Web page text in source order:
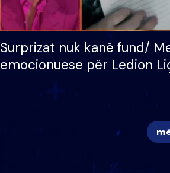
Surprizat nuk kanë fund/
emocionuese për Ledion